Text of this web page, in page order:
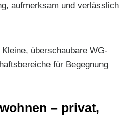
aufmerksam und verlässlich
Kleine, überschaubare WG-
für Begegnung
– privat,